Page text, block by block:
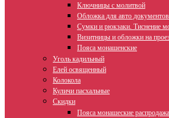
Ключницы с молитвой
Обложка для авто
Сумки и рюкзаки. Тиснение
Визитницы и обложки на
Пояса монашенские
Уголь кадильный
Елей освященный
Колокола
Куличи пасхальные
Скидки
Пояса монашеские распродажа